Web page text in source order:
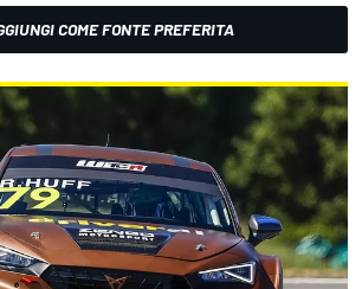
COME FONTE PREFERITA